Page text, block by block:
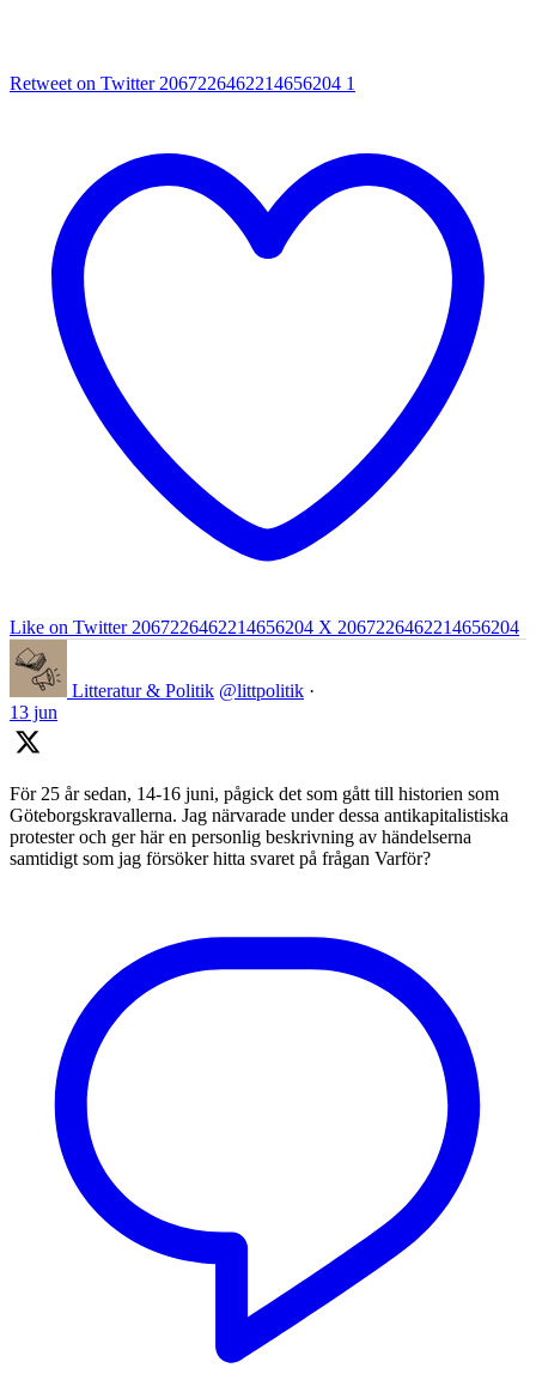
Retweet on Twitter 2067226462214656204 1
Like on Twitter 2067226462214656204 X 2067226462214656204
Litteratur & Politik @littpolitik ·
13 jun
För 25 år sedan, 14-16 juni, pågick det som gått till historien som
Göteborgskravallerna. Jag närvarade under dessa antikapitalistiska
protester och ger här en personlig beskrivning av händelserna
samtidigt som jag försöker hitta svaret på frågan Varför?